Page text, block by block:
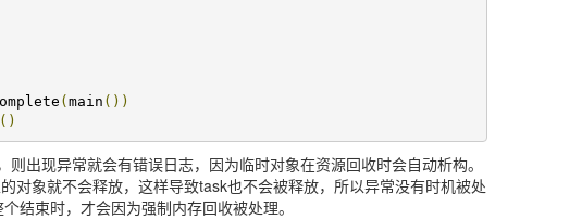
(main ())
出现异常就会有错误日志，因为临时对象在资源回收时会自动析构。
对象就不会释放，这样导致task也不会被释放，所以异常没有时机被处
结束时，才会因为强制内存回收被处理。